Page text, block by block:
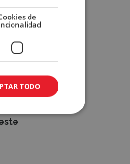
de
TODO